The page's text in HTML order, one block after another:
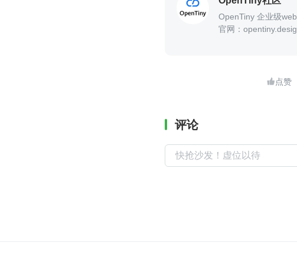
OpenTiny 企业级
官网：

评论